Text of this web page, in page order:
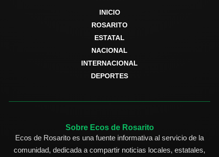
INICIO
ROSARITO
ESTATAL
NACIONAL
INTERNACIONAL
DEPORTES
Sobre Ecos de Rosarito
Ecos de Rosarito es una fuente informativa al servicio de la
comunidad, dedicada a compartir noticias locales, estatales,